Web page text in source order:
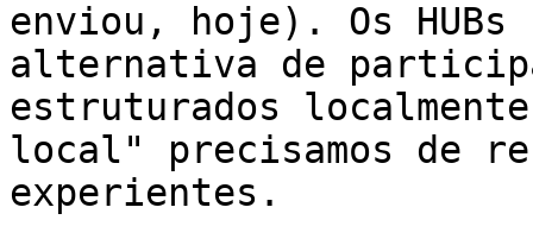
enviou, hoje). Os HUBs
alternativa de
estruturados
local" precisamos de
experientes.